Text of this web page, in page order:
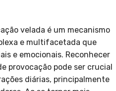
velada é um mecanismo
e multifacetada que
e emocionais. Reconhecer
provocação pode ser crucial
diárias, principalmente